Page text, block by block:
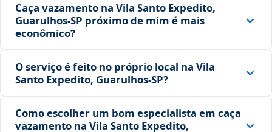
Caça vazamento na Vila Santo Expedito,
Guarulhos‑SP próximo de mim é mais
econômico?
O serviço é feito no próprio local na Vila
Santo Expedito, Guarulhos‑SP?
Como escolher um bom especialista em caça
vazamento na Vila Santo Expedito,